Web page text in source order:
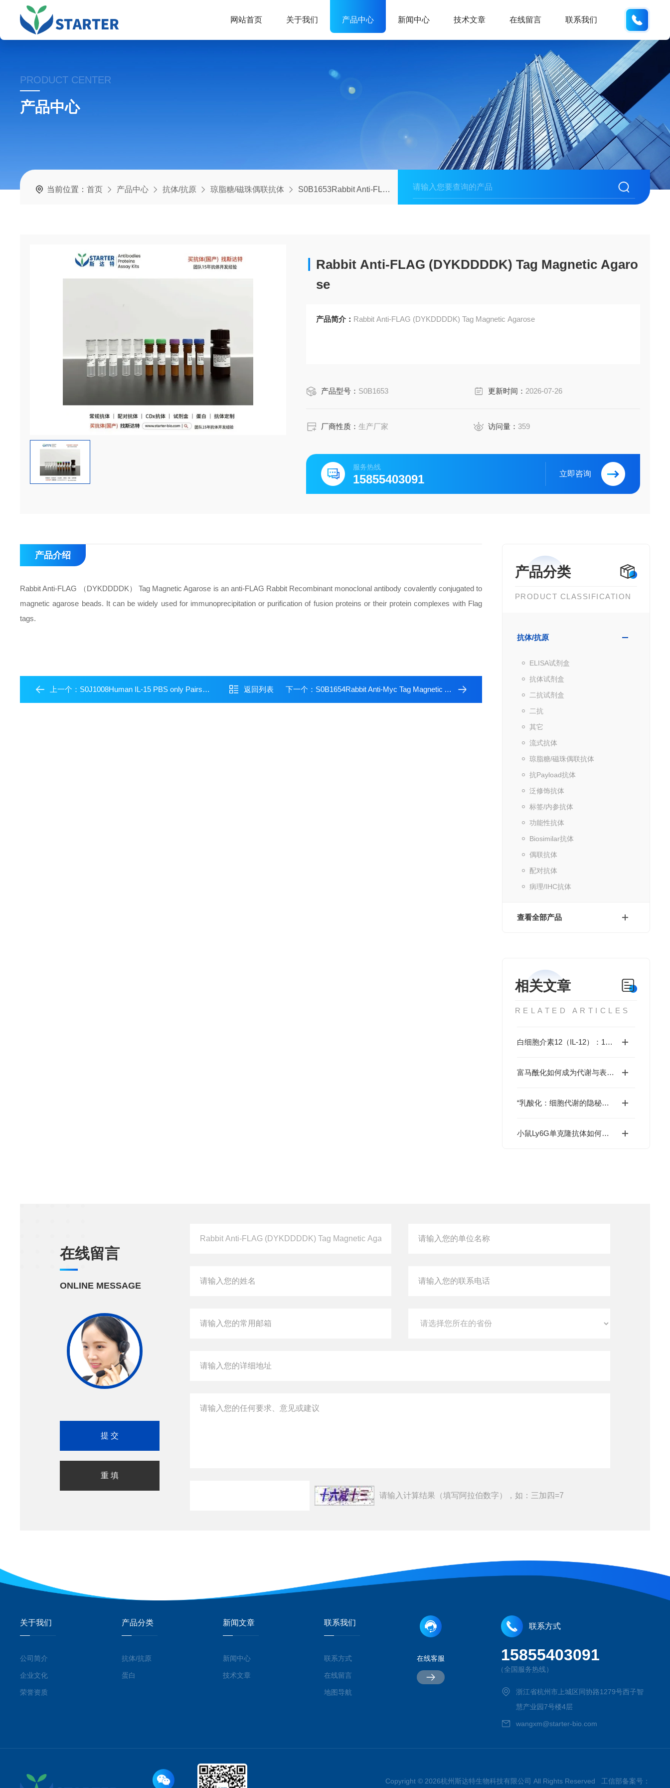
网站首页 关于我们 产品中心 新闻中心 技术文章 在线留言 联系我们
PRODUCT CENTER
产品中心
当前位置：首页 产品中心 抗体/抗原 琼脂糖/磁珠偶联抗体 S0B1653Rabbit Anti-FLAG (DYKDDDDK) Tag Magnetic Agarose
Rabbit Anti-FLAG (DYKDDDDK) Tag Magnetic Agaro
se
产品简介： Rabbit Anti-FLAG (DYKDDDDK) Tag Magnetic Agarose
产品型号： S0B1653 更新时间： 2026-07-26
厂商性质：生产厂家 访问量： 359
服务热线
15855403091 立即咨询
产品分类
PRODUCT CLASSIFICATION
抗体/抗原
ELISA试剂盒
抗体试剂盒
二抗试剂盒
二抗
其它
流式抗体
琼脂糖/磁珠偶联抗体
抗Payload抗体
泛修饰抗体
标签/内参抗体
功能性抗体
Biosimilar抗体
偶联抗体
配对抗体
病理/IHC抗体
查看全部产品
相关文章
RELATED ARTICLES
白细胞介素12（IL-12）：1型免疫应答的“战略指挥官“
富马酰化如何成为代谢与表观遗传调控的新枢纽？
“乳酸化：细胞代谢的隐秘修饰与疾病的潜在钥匙”
小鼠Ly6G单克隆抗体如何揭示骨髓基质细胞抑制肿瘤的新机制？
产品介绍
Rabbit Anti-FLAG （DYKDDDDK） Tag Magnetic Agarose is an anti-FLAG Rabbit Recombinant monoclonal antibody covalently conjugated to
magnetic agarose beads. It can be widely used for immunoprecipitation or purification of fusion proteins or their protein complexes with Flag
tags.
上一个： S0J1008Human IL-15 PBS only Pairs试剂盒 返回列表 下一个： S0B1654Rabbit Anti-Myc Tag Magnetic Agarose
在线留言
ONLINE MESSAGE
请输入计算结果（填写阿拉伯数字），如：三加四=7
关于我们
公司简介
企业文化
荣誉资质
产品分类
抗体/抗原
蛋白
新闻文章
新闻中心
技术文章
联系我们
联系方式
在线留言
地图导航
在线客服
联系方式
15855403091
（全国服务热线）
浙江省杭州市上城区同协路1279号西子智
慧产业园7号楼4层
wangxm@starter-bio.com
Copyright © 2026杭州斯达特生物科技有限公司 All Rights Reserved 工信部备案号：